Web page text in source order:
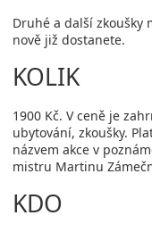
Druhé a další zkoušky
nově již dostanete.
KOLIK
1900 Kč. V ceně je
ubytování, zkoušky.
názvem akce v
mistru Martinu
KDO